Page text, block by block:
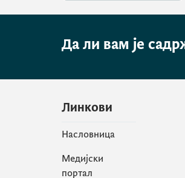
Да ли вам је
Линкови
Насловница
Медијски
портал